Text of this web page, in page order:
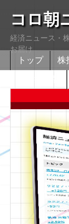
コロ朝
経済ニュース・
お届け
トップ 株